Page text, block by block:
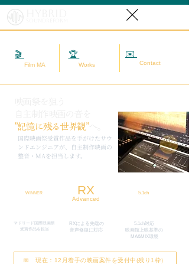
🎬
Film MA
🏆
Works
✉️
Contact
​国際映画祭受賞作品を手がけたサウ
ンドエンジニアが、自主制作映画の
整音・MAを担当します。
”記憶に残る世界観”へ。
WINNER RX
Advanced
マドリード国際映画祭
​受賞作品を担当
RXによる先端の
​音声修復に対応
5.1ch
5.1ch対応
映画館上映基準の
MA&MIX環境
📅 現在：12月着手の映画案件を受付中(残り1枠）